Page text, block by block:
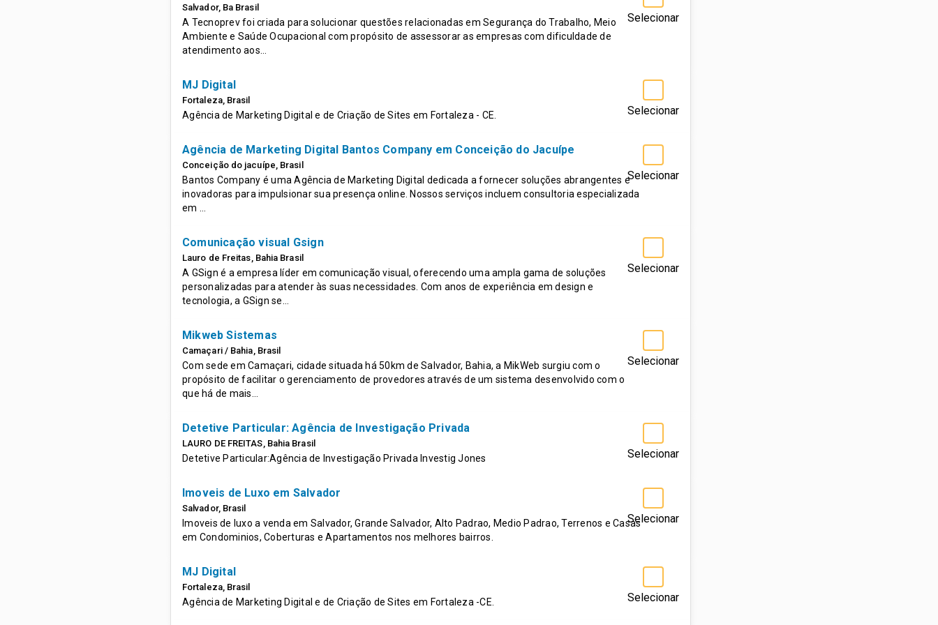
Selecionar
Salvador, Ba Brasil
A Tecnoprev foi criada para solucionar questões relacionadas em Segurança do Trabalho, Meio
Ambiente e Saúde Ocupacional com propósito de assessorar as empresas com dificuldade de
atendimento aos…
Selecionar
MJ Digital
Fortaleza, Brasil
Agência de Marketing Digital e de Criação de Sites em Fortaleza - CE.
Selecionar
Agência de Marketing Digital Bantos Company em Conceição do Jacuípe
Conceição do jacuípe, Brasil
Bantos Company é uma Agência de Marketing Digital dedicada a fornecer soluções abrangentes e
inovadoras para impulsionar sua presença online. Nossos serviços incluem consultoria especializada
em …
Selecionar
Comunicação visual Gsign
Lauro de Freitas, Bahia Brasil
A GSign é a empresa líder em comunicação visual, oferecendo uma ampla gama de soluções
personalizadas para atender às suas necessidades. Com anos de experiência em design e
tecnologia, a GSign se…
Selecionar
Mikweb Sistemas
Camaçari / Bahia, Brasil
Com sede em Camaçari, cidade situada há 50km de Salvador, Bahia, a MikWeb surgiu com o
propósito de facilitar o gerenciamento de provedores através de um sistema desenvolvido com o
que há de mais…
Selecionar
Detetive Particular: Agência de Investigação Privada
LAURO DE FREITAS, Bahia Brasil
Detetive Particular:Agência de Investigação Privada Investig Jones
Selecionar
Imoveis de Luxo em Salvador
Salvador, Brasil
Imoveis de luxo a venda em Salvador, Grande Salvador, Alto Padrao, Medio Padrao, Terrenos e Casas
em Condominios, Coberturas e Apartamentos nos melhores bairros.
Selecionar
MJ Digital
Fortaleza, Brasil
Agência de Marketing Digital e de Criação de Sites em Fortaleza -CE.